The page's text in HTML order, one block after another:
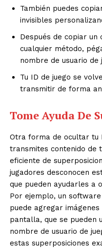
También puedes
invisibles
Después de copiar
cualquier método,
nombre de usuario de
Tu ID de juego se
transmitir de forma
Tome Ayuda De
Otra forma de ocultar tu
transmites contenido de
eficiente de
jugadores desconocen
que pueden ayudarles a
Por ejemplo, un
puede agregar
pantalla, que se pueden
nombre de usuario de
estas superposiciones